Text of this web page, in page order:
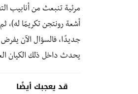
مرئية تنبعث من أنابيب
أشعة رونتجن تكريمًا له)،
جديدًا، فالسؤال الآن
يحدث داخل ذلك الكيان
قد يعجبك أيضًا